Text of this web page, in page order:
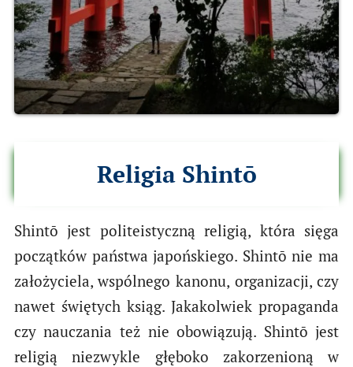
Religia Shintō
Shintō jest politeistyczną religią, która sięga
początków państwa japońskiego. Shintō nie ma
założyciela, wspólnego kanonu, organizacji, czy
nawet świętych ksiąg. Jakakolwiek propaganda
czy nauczania też nie obowiązują. Shintō jest
religią niezwykle głęboko zakorzenioną w